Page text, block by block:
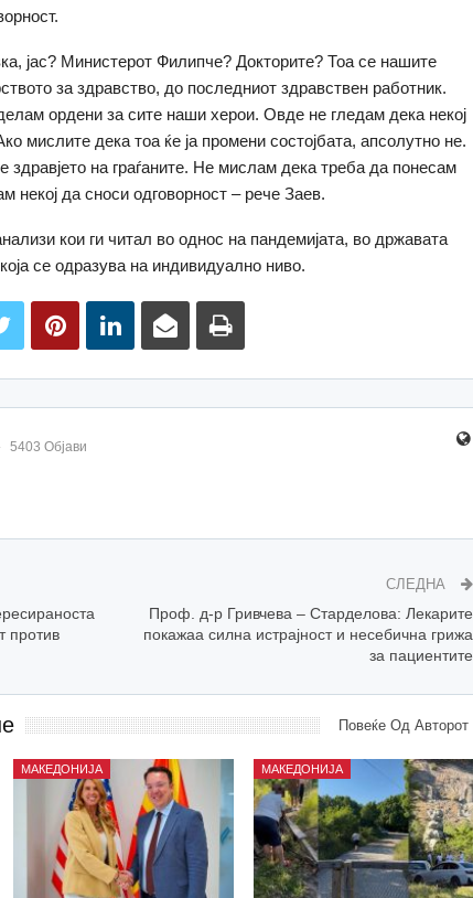
јас? Министерот Филипче? Докторите? Тоа се нашите
за здравство, до последниот здравствен работник.
ордени за сите наши херои. Овде не гледам дека некој
мислите дека тоа ќе ја промени состојбата, апсолутно не.
здравјето на граѓаните. Не мислам дека треба да понесам
некој да сноси одговорност – рече Заев.
кои ги читал во однос на пандемијата, во државата
се одразува на индивидуално ниво.
5403 Објави
против
СЛЕДНА
Проф. д-р Гривчева – Старделова: Лекарите
покажаа силна истрајност и несебична грижа
за пациентите
Повеќе Од Авторот
МАКЕДОНИЈА МАКЕДОНИЈА